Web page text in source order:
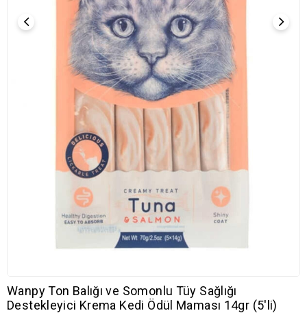
Wanpy Ton Balığı ve Somonlu Tüy Sağlığı
Destekleyici Krema Kedi Ödül Maması 14gr (5'li)